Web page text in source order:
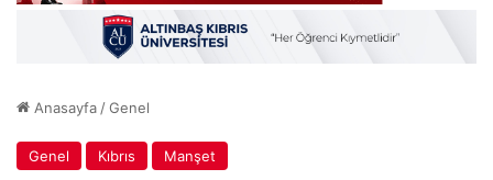
Anasayfa /Genel
Genel Kıbrıs Manşet